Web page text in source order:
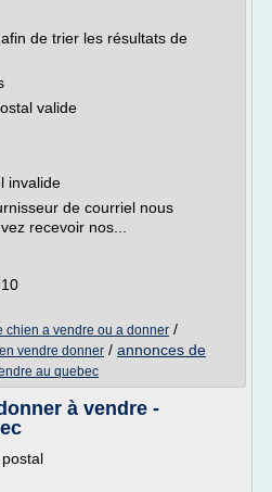
de trier les résultats de
valide
invalide
de courriel nous
recevoir nos...
chien a vendre ou a donner /
vendre donner / annonces de
au quebec
à vendre -